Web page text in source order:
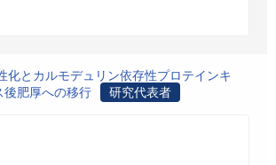
化とカルモデュリン依存性プロテインキ
後肥厚への移行
研究代表者